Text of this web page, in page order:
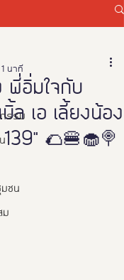
กรรม
ชน
ม
พี่อิ่มใจกับ
ล เอ เลี้ยงน้อง
🌮🍔🧁🍭
นาที